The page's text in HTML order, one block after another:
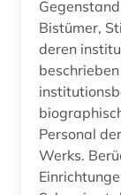
Bistümer,
deren
Personal
Werks.